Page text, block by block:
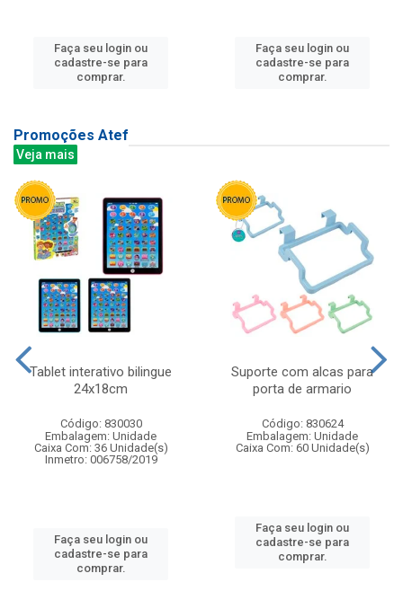
Faça seu login ou
cadastre-se para
comprar.
Faça seu login ou
cadastre-se para
comprar.
Promoções Atef
Veja mais
Tablet interativo bilingue
24x18cm
Código: 830030
Embalagem: Unidade
Caixa Com: 36 Unidade(s)
Inmetro: 006758/2019
Faça seu login ou
cadastre-se para
comprar.
Suporte com alcas para
porta de armario
Código: 830624
Embalagem: Unidade
Caixa Com: 60 Unidade(s)
Faça seu login ou
cadastre-se para
comprar.